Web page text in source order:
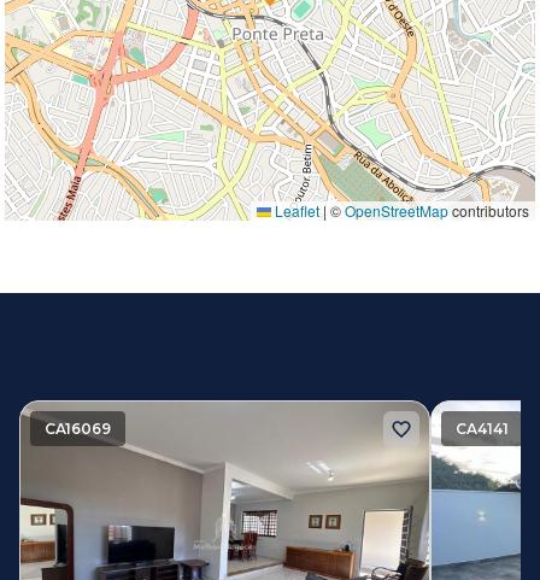
Leaflet | ©OpenStreetMapcontributors
CA16069 CA4141